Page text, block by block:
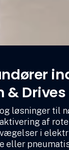
& Drives
løsninger til
af
i
eller